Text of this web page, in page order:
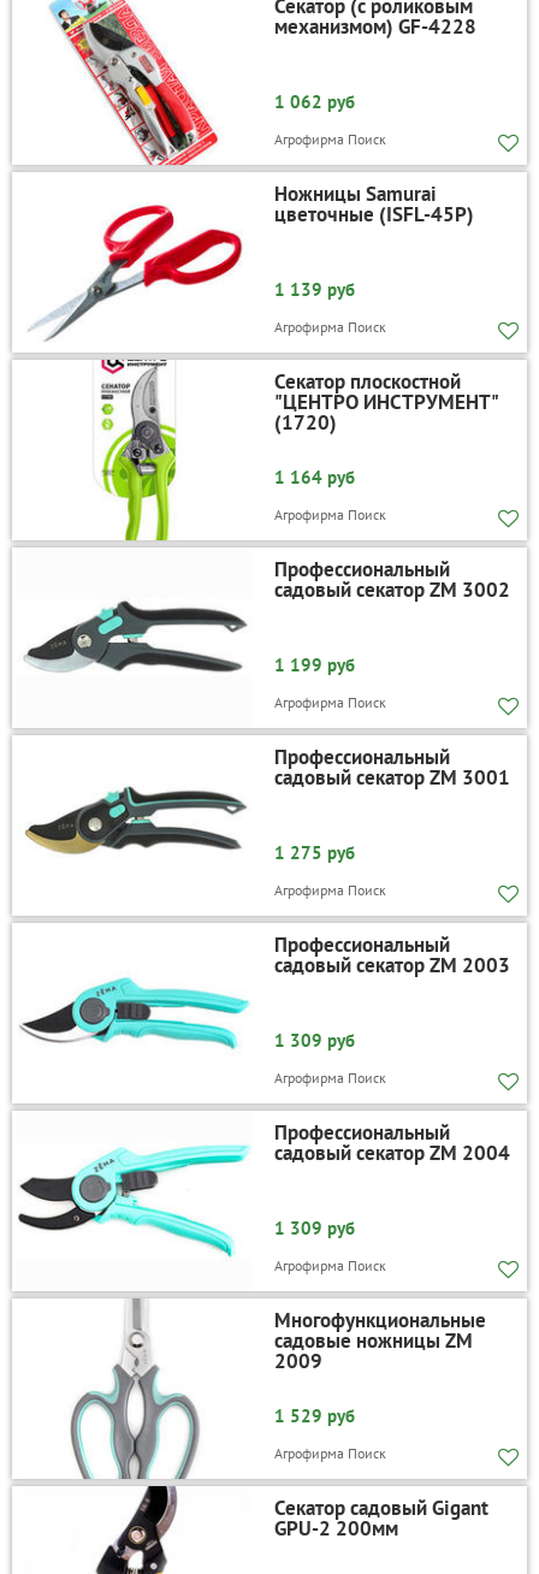
Секатор (с роликовым
механизмом) GF-4228
1 062 руб
Агрофирма Поиск
Ножницы Samurai
цветочные (ISFL-45Р)
1 139 руб
Агрофирма Поиск
Секатор плоскостной
"ЦЕНТРО ИНСТРУМЕНТ"
(1720)
1 164 руб
Агрофирма Поиск
Профессиональный
садовый секатор ZM 3002
1 199 руб
Агрофирма Поиск
Профессиональный
садовый секатор ZM 3001
1 275 руб
Агрофирма Поиск
Профессиональный
садовый секатор ZM 2003
1 309 руб
Агрофирма Поиск
Профессиональный
садовый секатор ZM 2004
1 309 руб
Агрофирма Поиск
Многофункциональные
садовые ножницы ZM
2009
1 529 руб
Агрофирма Поиск
Секатор садовый Gigant
GPU-2 200мм